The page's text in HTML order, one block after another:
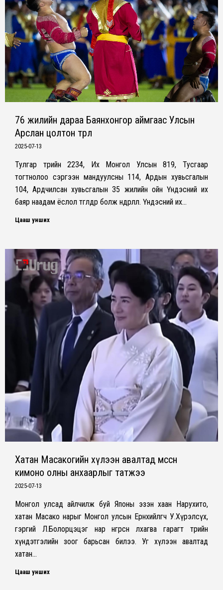
76 жилийн дараа Баянхонгор аймгаас Улсын
Арслан цолтон төрлөө
2025-07-13
Тулгар төрийн 2234, Их Монгол Улсын 819, Тусгаар
тогтнолоо сэргээн мандуулсны 114, Ардын хувьсгалын
104, Ардчилсан хувьсгалын 35 жилийн ойн Үндэсний их
баяр наадам ёслол төгөлдөр болж өндөрлөлөө. Үндэсний их…
Цааш унших
Хатан Масакогийн хүлээн авалтад өмссөн
кимоно олны анхаарлыг татжээ
2025-07-13
Монгол улсад айлчилж буй Японы эзэн хаан Нарухито,
хатан Масако нарыг Монгол улсын Ерөнхийлөгч У.Хүрэлсүх,
гэргий Л.Болорцэцэг нар өнгөрсөн лхагва гарагт төрийн
хүндэтгэлийн зоог барьсан билээ. Уг хүлээн авалтад
хатан…
Цааш унших